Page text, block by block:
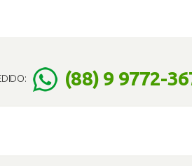
(88) 9 9772-